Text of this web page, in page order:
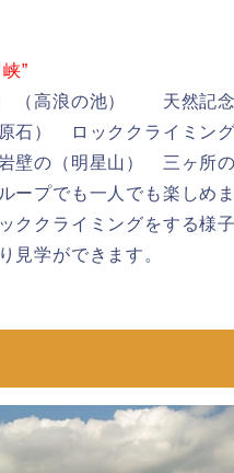
”
（高浪の池） 天然記
石） ロッククライミン
壁の（明星山） 三ヶ所
ープでも一人でも楽しめ
ククライミングをする様
見学ができます。